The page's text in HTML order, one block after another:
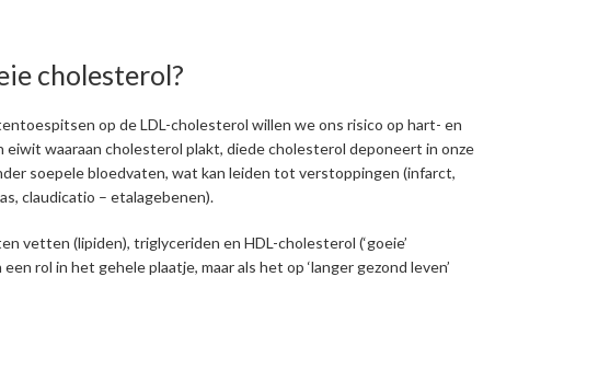
cholesterol?
op de LDL-cholesterol willen we ons risico op hart- en
waaraan cholesterol plakt, diede cholesterol deponeert in onze
soepele bloedvaten, wat kan leiden tot verstoppingen (infarct,
claudicatio – etalagebenen).
vetten (lipiden), triglyceriden en HDL-cholesterol (‘goeie’
rol in het gehele plaatje, maar als het op ‘langer gezond leven’